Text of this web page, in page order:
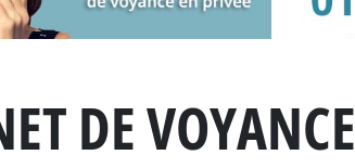
DE VOYANCE